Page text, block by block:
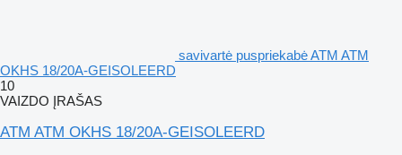
savivartė puspriekabė ATM ATM
OKHS 18/20A-GEISOLEERD
10
VAIZDO ĮRAŠAS
ATM ATM OKHS 18/20A-GEISOLEERD